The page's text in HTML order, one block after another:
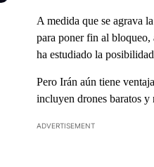
A medida que se agrava
para poner fin al
ha estudiado la
Pero Irán aún tiene
incluyen drones baratos y
ADVERTISEMENT